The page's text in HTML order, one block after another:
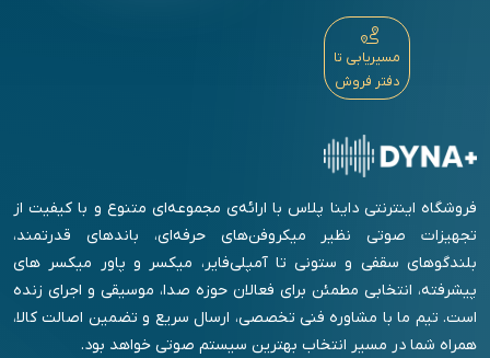
مسیریابی تا
دفتر فروش
فروشگاه اینترنتی داینا پلاس با ارائه‌ی مجموعه‌ای متنوع و با کیفیت از
تجهیزات صوتی نظیر میکروفن‌های حرفه‌ای، باندهای قدرتمند،
بلندگوهای سقفی و ستونی تا آمپلی‌فایر، میکسر و پاور میکسر های
پیشرفته، انتخابی مطمئن برای فعالان حوزه صدا، موسیقی و اجرای زنده
است. تیم ما با مشاوره فنی تخصصی، ارسال سریع و تضمین اصالت کالا،
همراه شما در مسیر انتخاب بهترین سیستم صوتی خواهد بود.